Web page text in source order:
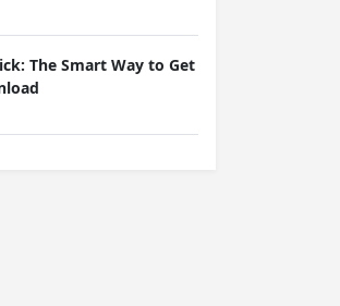
The Smart Way to Get